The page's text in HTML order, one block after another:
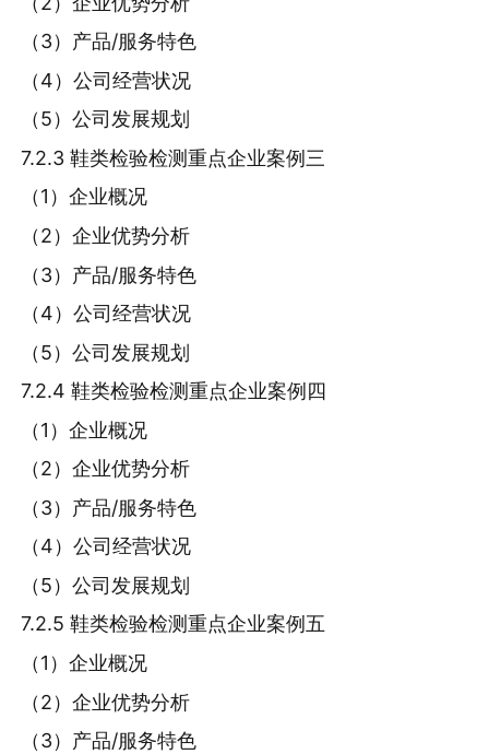
（3）产品/服务特色
（4）公司经营状况
（5）公司发展规划
7.2.3 鞋类检验检测重点企业案例三
（1）企业概况
（2）企业优势分析
（3）产品/服务特色
（4）公司经营状况
（5）公司发展规划
7.2.4 鞋类检验检测重点企业案例四
（1）企业概况
（2）企业优势分析
（3）产品/服务特色
（4）公司经营状况
（5）公司发展规划
7.2.5 鞋类检验检测重点企业案例五
（1）企业概况
（2）企业优势分析
（3）产品/服务特色